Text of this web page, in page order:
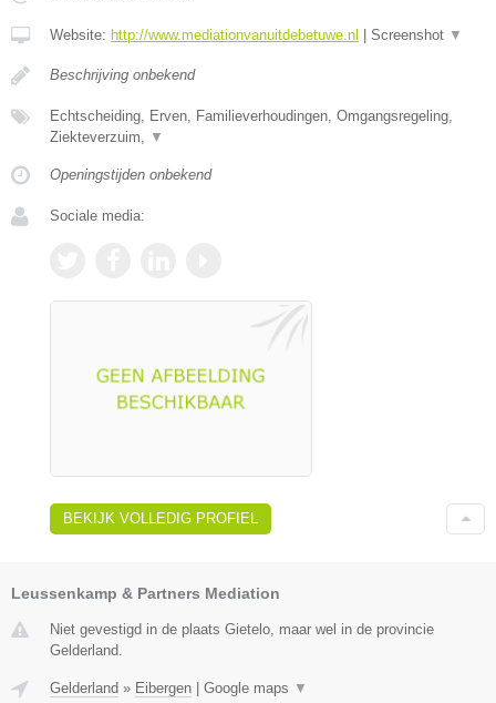
Website: http://www.mediationvanuitdebetuwe.nl Screenshot ▼
Beschrijving onbekend
Echtscheiding, Erven, Familieverhoudingen, Omgangsregeling,
Ziekteverzuim, ▼
Openingstijden onbekend
Sociale media:
BEKIJK VOLLEDIG PROFIEL
Leussenkamp & Partners Mediation
Niet gevestigd in de plaats Gietelo, maar wel in de provincie
Gelderland.
Gelderland » Eibergen Google maps ▼